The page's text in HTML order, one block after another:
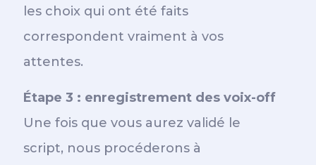
les choix qui ont été faits
correspondent vraiment à vos
attentes.
Étape 3 : enregistrement des voix-off
Une fois que vous aurez validé le
script, nous procéderons à